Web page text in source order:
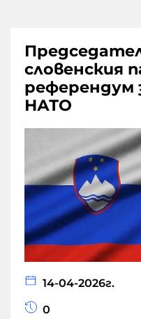
словенския
референдум
НАТО
14-04-2026г.
0